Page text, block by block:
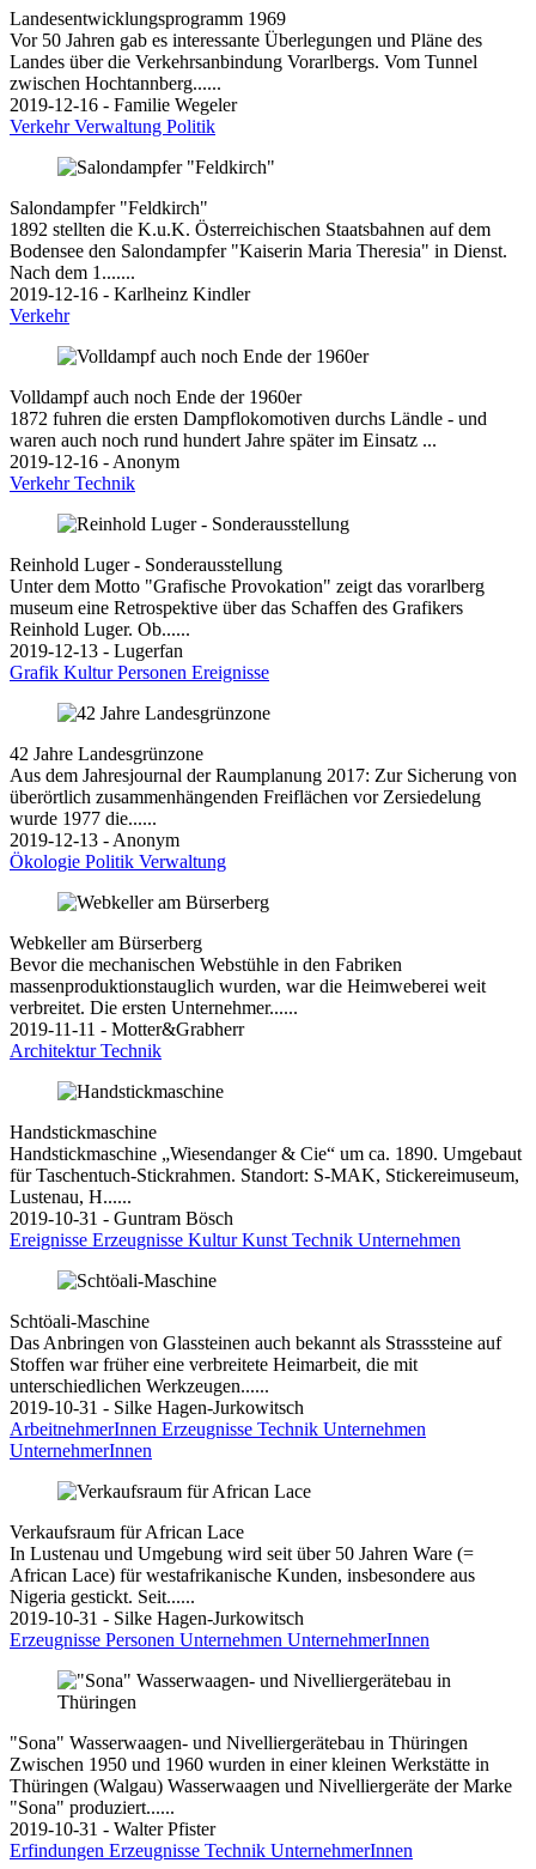
Landesentwicklungsprogramm 1969
Vor 50 Jahren gab es interessante Überlegungen und Pläne des
Landes über die Verkehrsanbindung Vorarlbergs. Vom Tunnel
zwischen Hochtannberg......
2019-12-16 - Familie Wegeler
VerkehrVerwaltung Politik
Salondampfer "Feldkirch"
1892 stellten die K.u.K. Österreichischen Staatsbahnen auf dem
Bodensee den Salondampfer "Kaiserin Maria Theresia" in Dienst.
Nach dem 1.......
2019-12-16 - Karlheinz Kindler
Verkehr
Volldampf auch noch Ende der 1960er
1872 fuhren die ersten Dampflokomotiven durchs Ländle - und
waren auch noch rund hundert Jahre später im Einsatz ...
2019-12-16 - Anonym
VerkehrTechnik
Reinhold Luger - Sonderausstellung
Unter dem Motto "Grafische Provokation" zeigt das vorarlberg
museum eine Retrospektive über das Schaffen des Grafikers
Reinhold Luger. Ob......
2019-12-13 - Lugerfan
Grafik KulturPersonen Ereignisse
42 Jahre Landesgrünzone
Aus dem Jahresjournal der Raumplanung 2017: Zur Sicherung von
überörtlich zusammenhängenden Freiflächen vor Zersiedelung
wurde 1977 die......
2019-12-13 - Anonym
Ökologie Politik Verwaltung
Webkeller am Bürserberg
Bevor die mechanischen Webstühle in den Fabriken
massenproduktionstauglich wurden, war die Heimweberei weit
verbreitet. Die ersten Unternehmer......
2019-11-11 - Motter&Grabherr
ArchitekturTechnik
Handstickmaschine
Handstickmaschine „Wiesendanger & Cie“ um ca. 1890. Umgebaut
für Taschentuch-Stickrahmen. Standort: S-MAK, Stickereimuseum,
Lustenau, H......
2019-10-31 - Guntram Bösch
Ereignisse Erzeugnisse KulturKunst Technik Unternehmen
Schtöali-Maschine
Das Anbringen von Glassteinen auch bekannt als Strasssteine auf
Stoffen war früher eine verbreitete Heimarbeit, die mit
unterschiedlichen Werkzeugen......
2019-10-31 - Silke Hagen-Jurkowitsch
ArbeitnehmerInnen Erzeugnisse Technik Unternehmen
UnternehmerInnen
Verkaufsraum für African Lace
In Lustenau und Umgebung wird seit über 50 Jahren Ware (=
African Lace) für westafrikanische Kunden, insbesondere aus
Nigeria gestickt. Seit......
2019-10-31 - Silke Hagen-Jurkowitsch
Erzeugnisse Personen Unternehmen UnternehmerInnen
"Sona" Wasserwaagen- und Nivelliergerätebau in Thüringen
Zwischen 1950 und 1960 wurden in einer kleinen Werkstätte in
Thüringen (Walgau) Wasserwaagen und Nivelliergeräte der Marke
"Sona" produziert......
2019-10-31 - Walter Pfister
Erfindungen Erzeugnisse Technik UnternehmerInnen